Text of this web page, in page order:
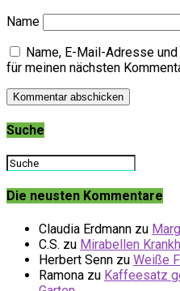
Name
Name, E-Mail-Adresse
für meinen nächsten
Suche
Die neusten Kommentare
Claudia Erdmann zu
C.S. zu Mirabellen
Herbert Senn zu Weiße
Ramona zu Kaffeesatz